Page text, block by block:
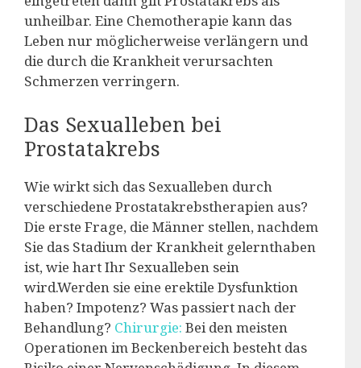
unheilbar. Eine Chemotherapie kann das
Leben nur möglicherweise verlängern und
die durch die Krankheit verursachten
Schmerzen verringern.
Das Sexualleben bei
Prostatakrebs
Wie wirkt sich das Sexualleben durch
verschiedene Prostatakrebstherapien aus?
Die erste Frage, die Männer stellen, nachdem
Sie das Stadium der Krankheit gelernthaben
ist, wie hart Ihr Sexualleben sein
wird.Werden sie eine erektile Dysfunktion
haben? Impotenz? Was passiert nach der
Behandlung? Chirurgie: Bei den meisten
Operationen im Beckenbereich besteht das